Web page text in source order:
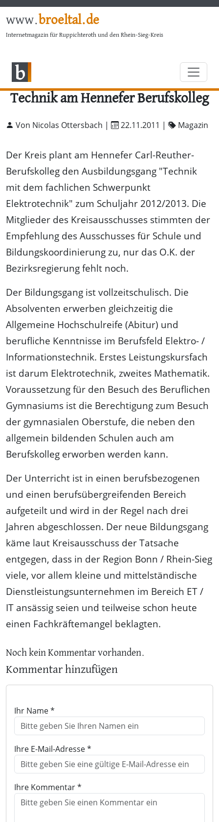
www.broeltal.de
Internetmagazin für Ruppichteroth und den Rhein-Sieg-Kreis
Technik am Hennefer Berufskolleg
Von Nicolas Ottersbach | 22.11.2011 | Magazin
Der Kreis plant am Hennefer Carl-Reuther-
Berufskolleg den Ausbildungsgang "Technik
mit dem fachlichen Schwerpunkt
Elektrotechnik" zum Schuljahr 2012/2013. Die
Mitglieder des Kreisausschusses stimmten der
Empfehlung des Ausschusses für Schule und
Bildungskoordinierung zu, nur das O.K. der
Bezirksregierung fehlt noch.
Der Bildungsgang ist vollzeitschulisch. Die
Absolventen erwerben gleichzeitig die
Allgemeine Hochschulreife (Abitur) und
berufliche Kenntnisse im Berufsfeld Elektro- /
Informationstechnik. Erstes Leistungskursfach
ist darum Elektrotechnik, zweites Mathematik.
Voraussetzung für den Besuch des Beruflichen
Gymnasiums ist die Berechtigung zum Besuch
der gymnasialen Oberstufe, die neben den
allgemein bildenden Schulen auch am
Berufskolleg erworben werden kann.
Der Unterricht ist in einen berufsbezogenen
und einen berufsübergreifenden Bereich
aufgeteilt und wird in der Regel nach drei
Jahren abgeschlossen. Der neue Bildungsgang
käme laut Kreisausschuss der Tatsache
entgegen, dass in der Region Bonn / Rhein-Sieg
viele, vor allem kleine und mittelständische
Dienstleistungsunternehmen im Bereich ET /
IT ansässig seien und teilweise schon heute
einen Fachkräftemangel beklagten.
Noch kein Kommentar vorhanden.
Kommentar hinzufügen
Ihr Name *
Ihre E-Mail-Adresse *
Ihre Kommentar *